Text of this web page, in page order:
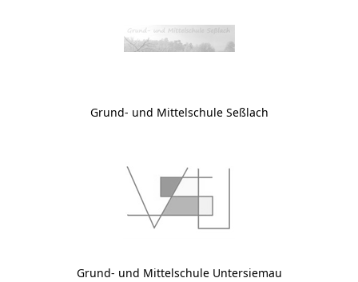
Grund- und Mittelschule Seßlach
Grund- und Mittelschule Untersiemau